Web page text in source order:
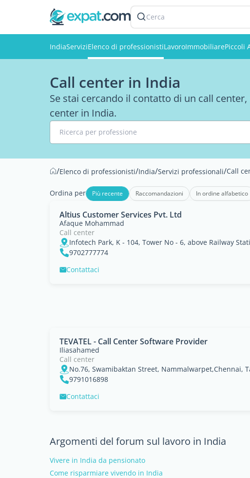
Cerca
IndiaServiziElenco di professionistiLavoroImmobiliarePiccoli
Call center in India
Se stai cercando il contatto di un call
center in India.
Ricerca per professione
/Elenco di professionisti/India/Servizi professionali/Call
Ordina per Più recente Raccomandazioni In ordine alfabetico
Altius Customer Services Pvt. Ltd
Afaque Mohammad
Call center
9702777774
Contattaci
TEVATEL - Call Center Software Provider
Iliasahamed
Call center
No.76, Swamibaktan Street, Nammalwarpet,Chennai,
9791016898
Contattaci
Argomenti del forum sul lavoro in India
Vivere in India da pensionato
Come risparmiare vivendo in India